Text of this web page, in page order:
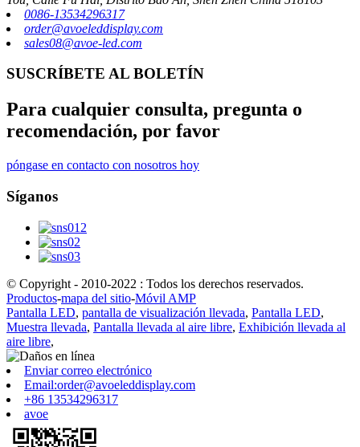
0086-13534296317
order@avoeleddisplay.com
sales08@avoe-led.com
SUSCRÍBETE AL BOLETÍN
Para cualquier consulta, pregunta o
recomendación, por favor
póngase en contacto con nosotros hoy
Síganos
© Copyright - 2010-2022 : Todos los derechos reservados.
Productos-mapa del sitio-Móvil AMP
Pantalla LED, pantalla de visualización llevada, Pantalla LED,
Muestra llevada, Pantalla llevada al aire libre, Exhibición llevada al
aire libre,
Enviar correo electrónico
Email:order@avoeleddisplay.com
+86 13534296317
avoe